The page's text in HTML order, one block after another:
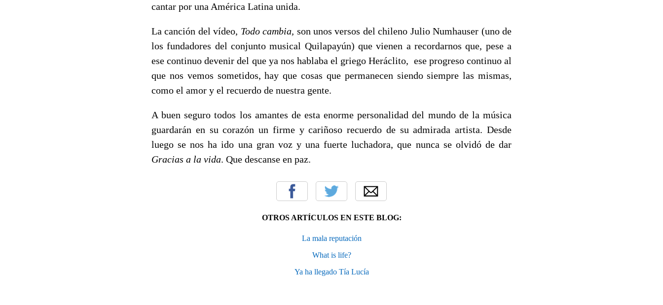
cantar por una América Latina unida.
La canción del vídeo, Todo cambia, son unos versos del chileno Julio Numhauser (uno de
los fundadores del conjunto musical Quilapayún) que vienen a recordarnos que, pese a
ese continuo devenir del que ya nos hablaba el griego Heráclito, ese progreso continuo al
que nos vemos sometidos, hay que cosas que permanecen siendo siempre las mismas,
como el amor y el recuerdo de nuestra gente.
A buen seguro todos los amantes de esta enorme personalidad del mundo de la música
guardarán en su corazón un firme y cariñoso recuerdo de su admirada artista. Desde
luego se nos ha ido una gran voz y una fuerte luchadora, que nunca se olvidó de dar
Gracias a la vida. Que descanse en paz.
OTROS ARTÍCULOS EN ESTE BLOG:
La mala reputación
What is life?
Ya ha llegado Tía Lucía